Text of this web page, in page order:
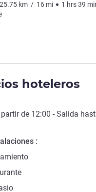
25.75 km / 16 mi 1 hrs39
hoteleros
de 12:00 - Salida